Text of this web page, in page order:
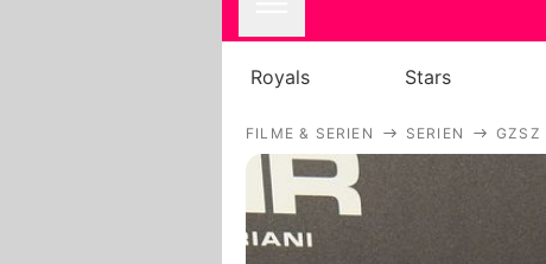
Royals Stars
FILME & SERIEN SERIEN GZSZ